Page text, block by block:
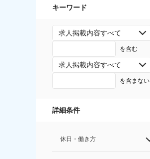
キーワード
求人掲載内容すべて
を含む
求人掲載内容すべて
を含まない
詳細条件
休日・働き方